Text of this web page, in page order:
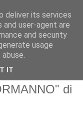
di
deliver its services
and user-agent are
and security
usage
IT